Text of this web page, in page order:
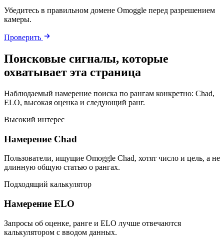
Убедитесь в правильном домене Omoggle перед разрешением
камеры.
Проверить
Поисковые сигналы, которые
охватывает эта страница
Наблюдаемый намерение поиска по рангам конкретно: Chad,
ELO, высокая оценка и следующий ранг.
Высокий интерес
Намерение Chad
Пользователи, ищущие Omoggle Chad, хотят число и цель, а не
длинную общую статью о рангах.
Подходящий калькулятор
Намерение ELO
Запросы об оценке, ранге и ELO лучше отвечаются
калькулятором с вводом данных.